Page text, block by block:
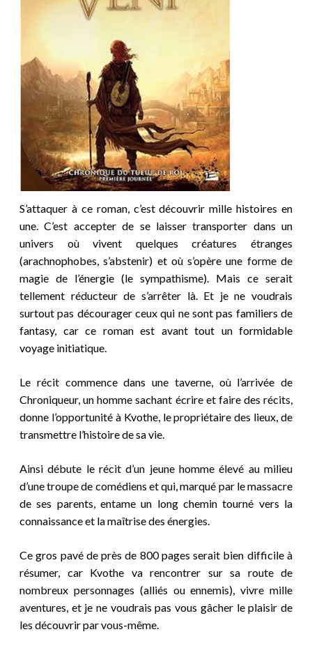
S’attaquer à ce roman, c’est découvrir mille histoires en
une. C’est accepter de se laisser transporter dans un
univers où vivent quelques créatures étranges
(arachnophobes, s’abstenir) et où s’opère une forme de
magie de l’énergie (le sympathisme). Mais ce serait
tellement réducteur de s’arrêter là. Et je ne voudrais
surtout pas décourager ceux qui ne sont pas familiers de
fantasy, car ce roman est avant tout un formidable
voyage initiatique.
Le récit commence dans une taverne, où l’arrivée de
Chroniqueur, un homme sachant écrire et faire des récits,
donne l’opportunité à Kvothe, le propriétaire des lieux, de
transmettre l’histoire de sa vie.
Ainsi débute le récit d’un jeune homme élevé au milieu
d’une troupe de comédiens et qui, marqué par le massacre
de ses parents, entame un long chemin tourné vers la
connaissance et la maîtrise des énergies.
Ce gros pavé de près de 800 pages serait bien difficile à
résumer, car Kvothe va rencontrer sur sa route de
nombreux personnages (alliés ou ennemis), vivre mille
aventures, et je ne voudrais pas vous gâcher le plaisir de
les découvrir par vous-même.